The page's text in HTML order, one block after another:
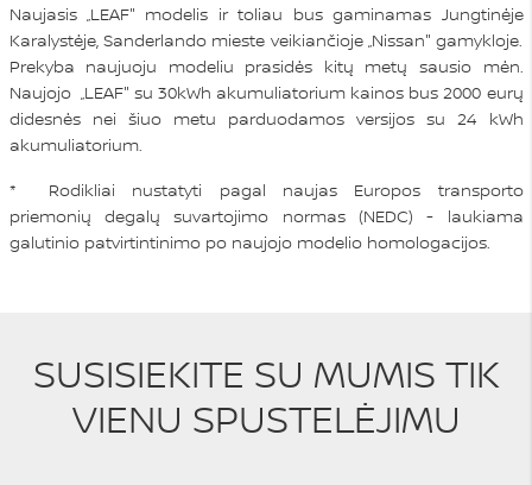
Naujasis „LEAF" modelis ir toliau bus gaminamas Jungtinėje
Karalystėje, Sanderlando mieste veikiančioje „Nissan" gamykloje.
Prekyba naujuoju modeliu prasidės kitų metų sausio mėn.
Naujojo „LEAF" su 30kWh akumuliatorium kainos bus 2000 eurų
didesnės nei šiuo metu parduodamos versijos su 24 kWh
akumuliatorium.
* Rodikliai nustatyti pagal naujas Europos transporto
priemonių degalų suvartojimo normas (NEDC) - laukiama
galutinio patvirtintinimo po naujojo modelio homologacijos.
SUSISIEKITE SU MUMIS TIK
VIENU SPUSTELĖJIMU